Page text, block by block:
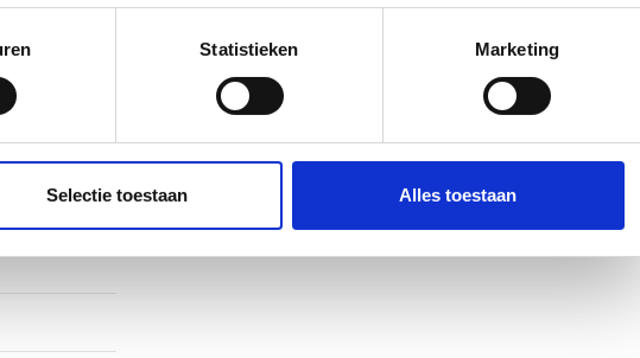
op specifieke eigenschappen (fingerprinting)
verwerkt en stel uw voorkeuren in het
detailgedeeltein. U kunt uw
in de Cookieverklaring.
over uw gebruik van onze site met onze partners voor social
deze gegevens combineren met andere informatie die u aan ze heeft
Statistieken Marketing
Selectie toestaan Alles toestaan